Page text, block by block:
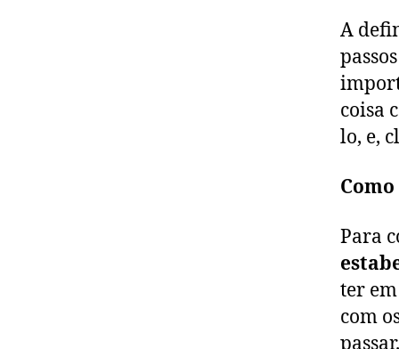
A
coisa
lo, e,
Para
ter
com